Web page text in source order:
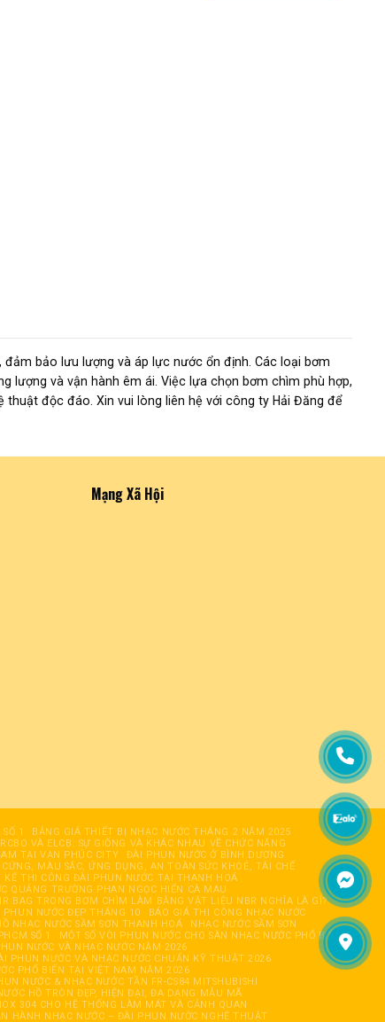
bảo lưu lượng và áp lực nước ổn định. Các loại bơm
lượng và vận hành êm ái. Việc lựa chọn bơm chìm phù hợp,
độc đáo. Xin vui lòng liên hệ với công ty Hải Đăng để
Mạng Xã Hội
1
BẢNG GIÁ THIẾT BỊ NHẠC NƯỚC THÁNG 2 NĂM 2025
VÀ ELCB: SỰ GIỐNG VÀ KHÁC NHAU VỀ CHỨC NĂNG
TẠI VẠN PHÚC CITY
ĐÀI PHUN NƯỚC Ở BÌNH DƯƠNG
MÀU SẮC, ỨNG DỤNG, AN TOÀN SỨC KHOẺ, TÁI CHẾ
KẾ THI CÔNG ĐÀI PHUN NƯỚC TẠI THANH HOÁ
QUẢNG TRƯỜNG PHAN NGỌC HIỂN CÀ MAU
BAG TRONG BƠM CHÌM LÀM BẰNG VẬT LIỆU NBR NGHĨA LÀ GÌ?
PHUN NƯỚC ĐẸP THÁNG 10
BÁO GIÁ THI CÔNG NHẠC NƯỚC
NHẠC NƯỚC SẦM SƠN THANH HOÁ
NHẠC NƯỚC SẦM SƠN
SỐ 1
MỘT SỐ VÒI PHUN NƯỚC CHO SÀN NHẠC NƯỚC PHỔ BIẾN
NƯỚC VÀ NHẠC NƯỚC NĂM 2026
PHUN NƯỚC VÀ NHẠC NƯỚC CHUẨN KỸ THUẬT 2026
PHỔ BIẾN TẠI VIỆT NAM NĂM 2026
NƯỚC & NHẠC NƯỚC TẦN FR-CS84 MITSHUBISHI
HỒ TRÒN ĐẸP, HIỆN ĐẠI, ĐA DẠNG MẪU MÃ
304 CHO HỆ THỐNG LÀM MÁT VÀ CẢNH QUAN
HÀNH NHẠC NƯỚC – ĐÀI PHUN NƯỚC NGHỆ THUẬT